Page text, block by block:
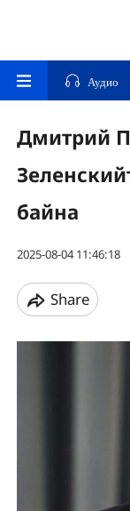
Аудио
Дмитрий
байна
2025-08-04 11:46:18
Share